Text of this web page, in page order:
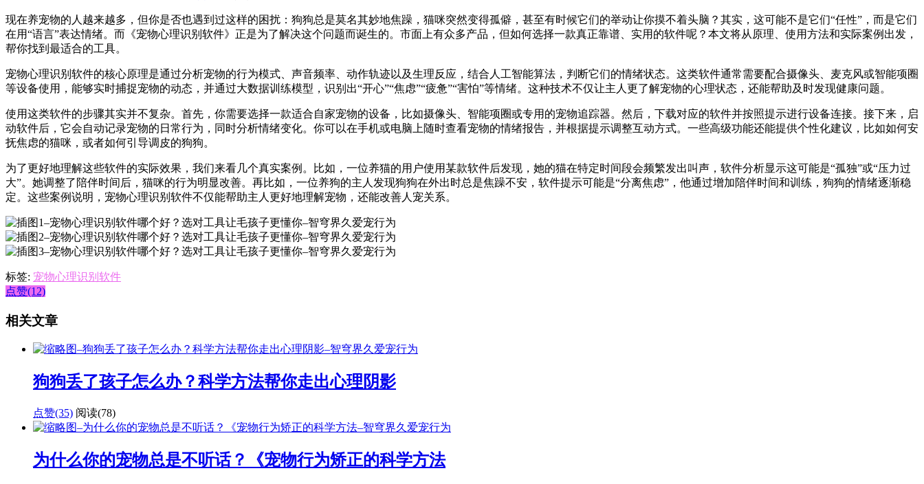
现在养宠物的人越来越多，但你是否也遇到过这样的困扰：狗狗总是莫名其妙地焦躁，猫咪突然变得孤僻，甚至有时候它们的举动让你摸不着头脑？其实，这可能不是它们“任性”，而是它们
在用“语言”表达情绪。而《宠物心理识别软件》正是为了解决这个问题而诞生的。市面上有众多产品，但如何选择一款真正靠谱、实用的软件呢？本文将从原理、使用方法和实际案例出发，
帮你找到最适合的工具。
宠物心理识别软件的核心原理是通过分析宠物的行为模式、声音频率、动作轨迹以及生理反应，结合人工智能算法，判断它们的情绪状态。这类软件通常需要配合摄像头、麦克风或智能项圈
等设备使用，能够实时捕捉宠物的动态，并通过大数据训练模型，识别出“开心”“焦虑”“疲惫”“害怕”等情绪。这种技术不仅让主人更了解宠物的心理状态，还能帮助及时发现健康问题。
使用这类软件的步骤其实并不复杂。首先，你需要选择一款适合自家宠物的设备，比如摄像头、智能项圈或专用的宠物追踪器。然后，下载对应的软件并按照提示进行设备连接。接下来，启
动软件后，它会自动记录宠物的日常行为，同时分析情绪变化。你可以在手机或电脑上随时查看宠物的情绪报告，并根据提示调整互动方式。一些高级功能还能提供个性化建议，比如如何安
抚焦虑的猫咪，或者如何引导调皮的狗狗。
为了更好地理解这些软件的实际效果，我们来看几个真实案例。比如，一位养猫的用户使用某款软件后发现，她的猫在特定时间段会频繁发出叫声，软件分析显示这可能是“孤独”或“压力过
大”。她调整了陪伴时间后，猫咪的行为明显改善。再比如，一位养狗的主人发现狗狗在外出时总是焦躁不安，软件提示可能是“分离焦虑”，他通过增加陪伴时间和训练，狗狗的情绪逐渐稳
定。这些案例说明，宠物心理识别软件不仅能帮助主人更好地理解宠物，还能改善人宠关系。
标签: 宠物心理识别软件
点赞(12)
相关文章
狗狗丢了孩子怎么办？科学方法帮你走出心理阴影
点赞(35) 阅读(78)
为什么你的宠物总是不听话？《宠物行为矫正的科学方法